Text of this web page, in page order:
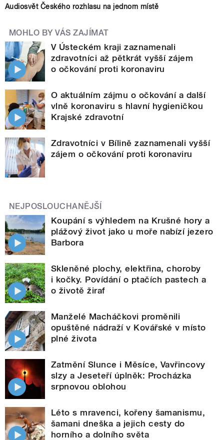
Audiosvět Českého rozhlasu na jednom místě
MOHLO BY VÁS ZAJÍMAT
V Ústeckém kraji zaznamenali
zdravotníci až pětkrát vyšší zájem
o očkování proti koronaviru
O aktuálním zájmu o očkování a další
vlně koronaviru s hlavní hygieničkou
Krajské zdravotní
Zdravotníci v Bílině zaznamenali vyšší
zájem o očkování proti koronaviru
NEJPOSLOUCHANĚJŠÍ
Koupání s výhledem na Krušné hory a
plážový život jako u moře nabízí jezero
Barbora
Skleněné plochy, elektřina, choroby
i kočky. Povídání o ptačích pastech a
o životě žiraf
Manželé Macháčkovi proměnili
opuštěné nádraží v Kovářské v místo
plné života
Zatmění Slunce i Měsíce, Vavřincovy
slzy a Jeseteří úplněk: Procházka
srpnovou oblohou
Léto s mravenci, kořeny šamanismu,
šamani dneška a jejich cesty do
horního a dolního světa